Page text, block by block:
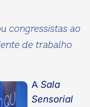
congressistas ao
de trabalho
A Sala
Sensorial